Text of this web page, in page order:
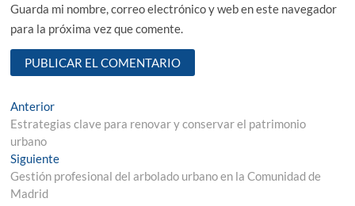
Guarda mi nombre, correo electrónico y web en este navegador
para la próxima vez que comente.
Navegación
de
entradas
AnteriorEntrada
anterior:
Estrategias clave para renovar y conservar el patrimonio
urbano
SiguienteEntrada
siguiente:
Gestión profesional del arbolado urbano en la Comunidad de
Madrid